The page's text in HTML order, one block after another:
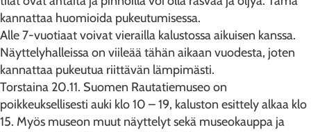
kannattaa huomioida pukeutumisessa.
Alle 7-vuotiaat voivat vierailla kalustossa aikuisen kanssa.
Näyttelyhalleissa on viileää tähän aikaan vuodesta, joten
kannattaa pukeutua riittävän lämpimästi.
Torstaina 20.11. Suomen Rautatiemuseo on
poikkeuksellisesti auki klo 10 – 19, kaluston esittely alkaa klo
15. Myös museon muut näyttelyt sekä museokauppa ja